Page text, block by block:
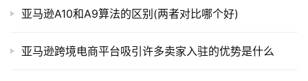
亚马逊A10和A9算法的区别(两者对比哪个好)
亚马逊跨境电商平台吸引许多卖家入驻的优势是什么